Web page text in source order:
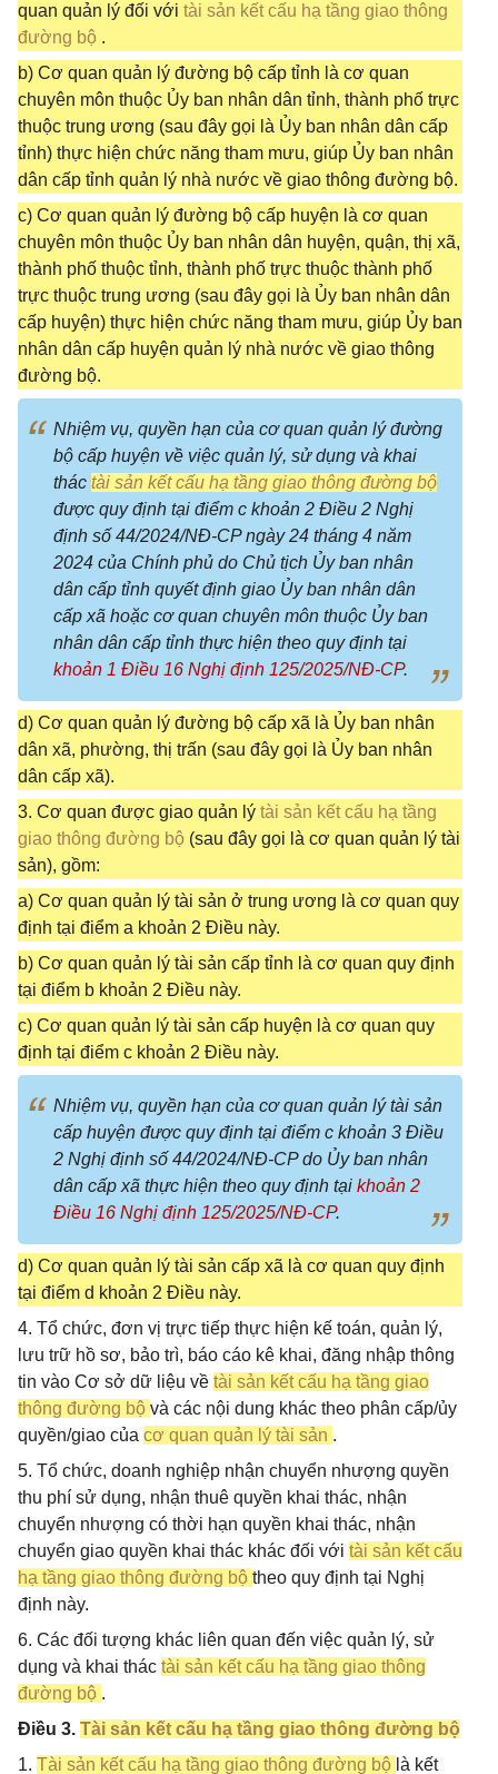
quan quản lý đối với tài sản kết cấu hạ tầng giao thông
đường bộ .
b) Cơ quan quản lý đường bộ cấp tỉnh là cơ quan
chuyên môn thuộc Ủy ban nhân dân tỉnh, thành phố trực
thuộc trung ương (sau đây gọi là Ủy ban nhân dân cấp
tỉnh) thực hiện chức năng tham mưu, giúp Ủy ban nhân
dân cấp tỉnh quản lý nhà nước về giao thông đường bộ.
c) Cơ quan quản lý đường bộ cấp huyện là cơ quan
chuyên môn thuộc Ủy ban nhân dân huyện, quận, thị xã,
thành phố thuộc tỉnh, thành phố trực thuộc thành phố
trực thuộc trung ương (sau đây gọi là Ủy ban nhân dân
cấp huyện) thực hiện chức năng tham mưu, giúp Ủy ban
nhân dân cấp huyện quản lý nhà nước về giao thông
đường bộ.
Nhiệm vụ, quyền hạn của cơ quan quản lý đường
bộ cấp huyện về việc quản lý, sử dụng và khai
thác tài sản kết cấu hạ tầng giao thông đường bộ
được quy định tại điểm c khoản 2 Điều 2 Nghị
định số 44/2024/NĐ-CP ngày 24 tháng 4 năm
2024 của Chính phủ do Chủ tịch Ủy ban nhân
dân cấp tỉnh quyết định giao Ủy ban nhân dân
cấp xã hoặc cơ quan chuyên môn thuộc Ủy ban
nhân dân cấp tỉnh thực hiện theo quy định tại
khoản 1 Điều 16 Nghị định 125/2025/NĐ-CP.
d) Cơ quan quản lý đường bộ cấp xã là Ủy ban nhân
dân xã, phường, thị trấn (sau đây gọi là Ủy ban nhân
dân cấp xã).
3. Cơ quan được giao quản lý tài sản kết cấu hạ tầng
giao thông đường bộ (sau đây gọi là cơ quan quản lý tài
sản), gồm:
a) Cơ quan quản lý tài sản ở trung ương là cơ quan quy
định tại điểm a khoản 2 Điều này.
b) Cơ quan quản lý tài sản cấp tỉnh là cơ quan quy định
tại điểm b khoản 2 Điều này.
c) Cơ quan quản lý tài sản cấp huyện là cơ quan quy
định tại điểm c khoản 2 Điều này.
Nhiệm vụ, quyền hạn của cơ quan quản lý tài sản
cấp huyện được quy định tại điểm c khoản 3 Điều
2 Nghị định số 44/2024/NĐ-CP do Ủy ban nhân
dân cấp xã thực hiện theo quy định tại khoản 2
Điều 16 Nghị định 125/2025/NĐ-CP.
d) Cơ quan quản lý tài sản cấp xã là cơ quan quy định
tại điểm d khoản 2 Điều này.
4. Tổ chức, đơn vị trực tiếp thực hiện kế toán, quản lý,
lưu trữ hồ sơ, bảo trì, báo cáo kê khai, đăng nhập thông
tin vào Cơ sở dữ liệu về tài sản kết cấu hạ tầng giao
thông đường bộ và các nội dung khác theo phân cấp/ủy
quyền/giao của cơ quan quản lý tài sản .
5. Tổ chức, doanh nghiệp nhận chuyển nhượng quyền
thu phí sử dụng, nhận thuê quyền khai thác, nhận
chuyển nhượng có thời hạn quyền khai thác, nhận
chuyển giao quyền khai thác khác đối với tài sản kết cấu
hạ tầng giao thông đường bộ theo quy định tại Nghị
định này.
6. Các đối tượng khác liên quan đến việc quản lý, sử
dụng và khai thác tài sản kết cấu hạ tầng giao thông
đường bộ .
Điều 3. Tài sản kết cấu hạ tầng giao thông đường bộ
1. Tài sản kết cấu hạ tầng giao thông đường bộ là kết